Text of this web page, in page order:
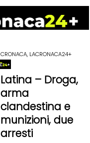
CRONACA, LACRONACA24+
Latina – Droga,
arma
clandestina e
munizioni, due
arresti